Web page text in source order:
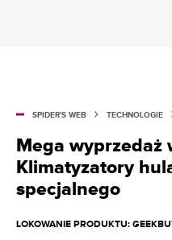
SPIDER'S WEB TECHNOLOGIE
Mega wyprzedaż
Klimatyzatory
specjalnego
LOKOWANIE PRODUKTU: